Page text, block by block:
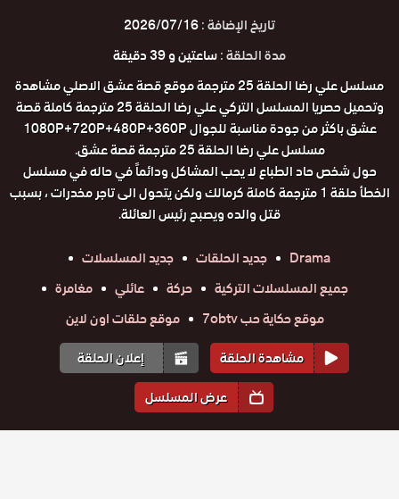
تاريخ الإضافة :2026/07/16
مدة الحلقة :ساعتين و 39 دقيقة
مسلسل علي رضا الحلقة 25 مترجمة موقع قصة عشق الاصلي مشاهدة
وتحميل حصريا المسلسل التركي علي رضا الحلقة 25 مترجمة كاملة قصة
عشق باكثر من جودة مناسبة للجوال 1080P+720P+480P+360P
مسلسل علي رضا الحلقة 25 مترجمة قصة عشق.
حول شخص حاد الطباع لا يحب المشاكل ودائماً في حاله في مسلسل
الخطأ حلقة 1 مترجمة كاملة كرمالك ولكن يتحول الى تاجر مخدرات ، بسبب
قتل والده ويصبح رئيس العائلة.
Drama
جديد الحلقات
جديد المسلسلات
جميع المسلسلات التركية
حركة عائلي
مغامرة
موقع حكاية حب 7obtv
موقع حلقات اون لاين
مشاهدة الحلقة
إعلان الحلقة
عرض المسلسل